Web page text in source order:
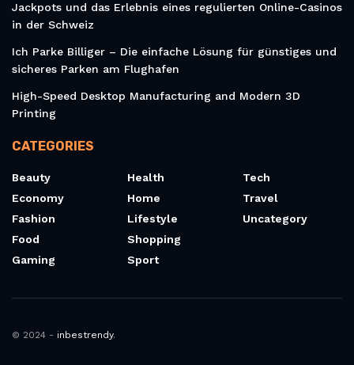
Jackpots und das Erlebnis eines regulierten Online-Casinos
in der Schweiz
Ich Parke Billiger – Die einfache Lösung für günstiges und
sicheres Parken am Flughafen
High-Speed Desktop Manufacturing and Modern 3D
Printing
CATEGORIES
Beauty
Economy
Fashion
Food
Gaming
Health
Home
Lifestyle
Shopping
Sport
Tech
Travel
Uncategory
© 2024 - inbestrendy.